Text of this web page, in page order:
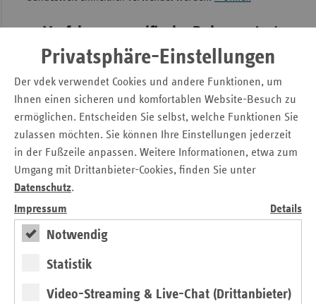
Privatsphäre-Einstellungen
Der vdek verwendet Cookies und andere Funktionen, um
Ihnen einen sicheren und komfortablen Website-Besuch zu
ermöglichen. Entscheiden Sie selbst, welche Funktionen Sie
zulassen möchten. Sie können Ihre Einstellungen jederzeit
in der Fußzeile anpassen. Weitere Informationen, etwa zum
Umgang mit Drittanbieter-Cookies, finden Sie unter
Datenschutz.
Impressum
Details
Notwendig
Statistik
Video-Streaming & Live-Chat (Drittanbieter)
3. Verfahrensspezifische Dokumente /
Standards / Vorgaben (nach
Begutachtungsbereichen):
Arbeitsunfähigkeit/Krankengeld
Version 2.0- gültig ab 01.09.2023
Version 1.0- gültig ab 01.07.2017
Hilfsmittel
Version 1.4– gültig ab 01.10.2024
Version 1.1– gültig ab 01.01.2017